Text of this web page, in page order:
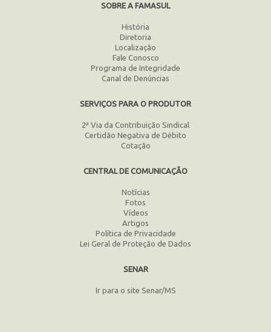
SOBRE A FAMASUL
História
Diretoria
Localização
Fale Conosco
Programa de Integridade
Canal de Denúncias
SERVIÇOS PARA O PRODUTOR
2ª Via da Contribuição Sindical
Certidão Negativa de Débito
Cotação
CENTRAL DE COMUNICAÇÃO
Notícias
Fotos
Vídeos
Artigos
Política de Privacidade
Lei Geral de Proteção de Dados
SENAR
Ir para o site Senar/MS